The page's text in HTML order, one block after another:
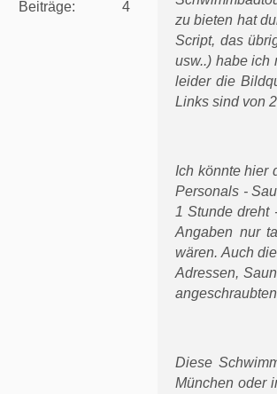
Beiträge 4
zu bieten hat
Script, das
usw..) habe ich
leider die
Links sind von
Ich könnte hier
Personals -
1 Stunde dreht
Angaben nur
wären. Auch
Adressen,
Diese
München oder